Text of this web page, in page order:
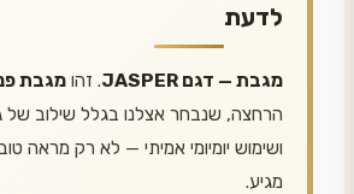
לדעת
מגבת — דגם JASPER . זהו מגבת
הרחצה, שנבחר אצלנו בגלל שילוב של
ושימוש יומיומי אמיתי — לא רק מראה
מגיע.